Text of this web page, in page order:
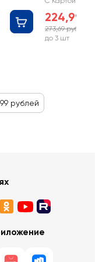
224,99 руб
273,69 руб
до 3 шт
рублей